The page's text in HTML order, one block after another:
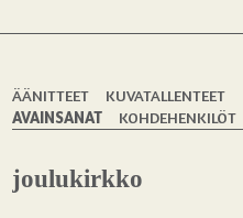
ÄÄNITTEET KUVATALLENTEET
AVAINSANAT
KOHDEHENKILÖT
joulukirkko